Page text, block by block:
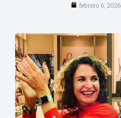
febrero 6, 2026